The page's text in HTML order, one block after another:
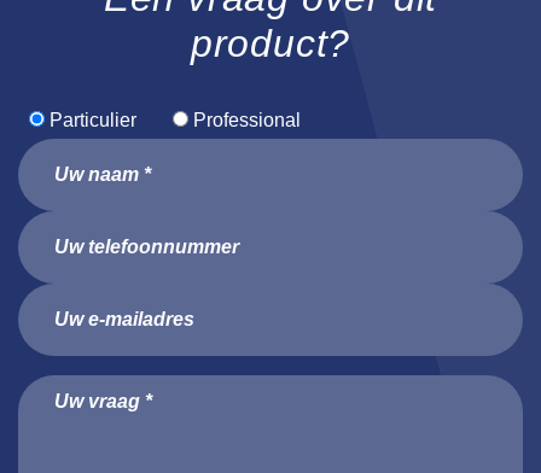
product?
Particulier Professional